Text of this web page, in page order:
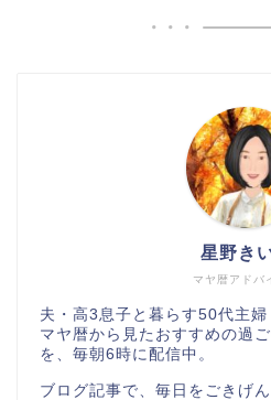
マヤ暦アドバ
星野き
夫・高3息子と暮らす50代主婦
マヤ暦から見たおすすめの過
を、毎朝6時に配信中。
ブログ記事で、毎日をごきげ